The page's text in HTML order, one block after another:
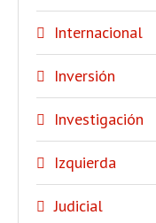
Internacional
Inversión
Investigación
Izquierda
Judicial